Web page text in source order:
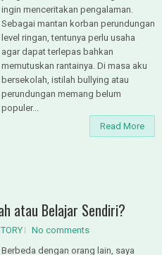
ingin menceritakan pengalaman.
Sebagai mantan korban perundungan
level ringan, tentunya perlu usaha
agar dapat terlepas bahkan
memutuskan rantainya. Di masa aku
bersekolah, istilah bullying atau
perundungan memang belum
populer...
Read More
atau Belajar Sendiri?
No comments
Berbeda dengan orang lain, saya